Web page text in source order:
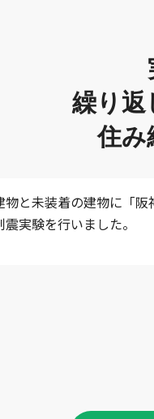
繰り返
住み
と未装着の建物に「
実験を行いました。